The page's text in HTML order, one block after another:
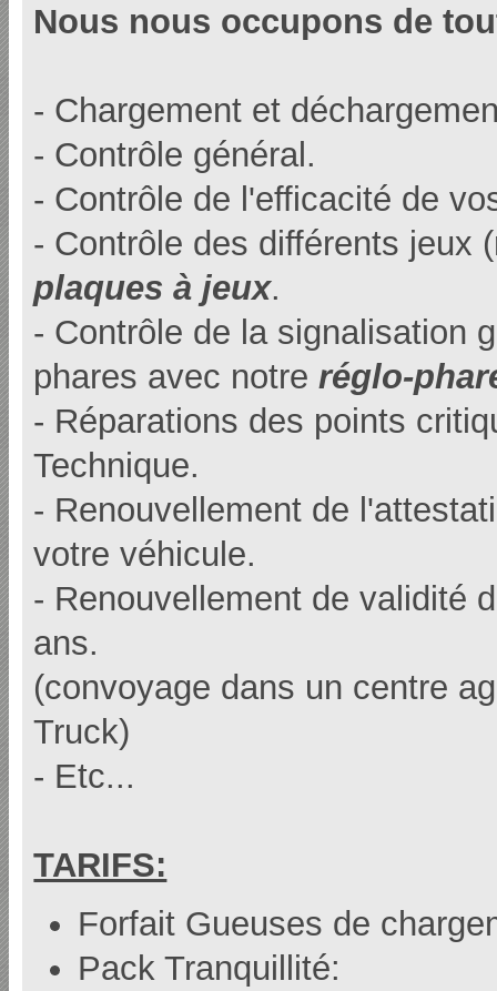
Nous nous occupons de
- Chargement et
- Contrôle général.
- Contrôle de l'efficacité de
- Contrôle des différents jeux
plaques à jeux.
- Contrôle de la signalisation
phares avec notreréglo-
- Réparations des points
Technique.
- Renouvellement de
votre véhicule.
- Renouvellement de validité
ans.
(convoyage dans un centre
Truck)
- Etc...
TARIFS:
Forfait Gueuses de
Pack Tranquillité: